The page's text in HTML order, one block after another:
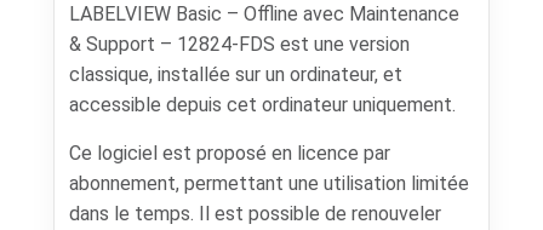
LABELVIEW Basic – Offline avec Maintenance
& Support – 12824-FDS est une version
classique, installée sur un ordinateur, et
accessible depuis cet ordinateur uniquement.
Ce logiciel est proposé en licence par
abonnement, permettant une utilisation limitée
dans le temps. Il est possible de renouveler